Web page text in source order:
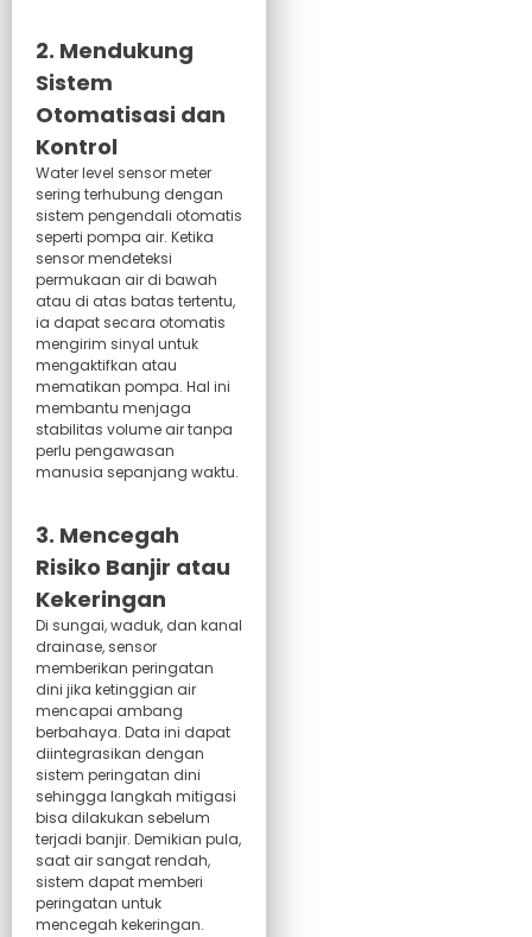
2. Mendukung
Sistem
Otomatisasi dan
Kontrol
Water level sensor meter
sering terhubung dengan
sistem pengendali otomatis
seperti pompa air. Ketika
sensor mendeteksi
permukaan air di bawah
atau di atas batas tertentu,
ia dapat secara otomatis
mengirim sinyal untuk
mengaktifkan atau
mematikan pompa. Hal ini
membantu menjaga
stabilitas volume air tanpa
perlu pengawasan
manusia sepanjang waktu.
3. Mencegah
Risiko Banjir atau
Kekeringan
Di sungai, waduk, dan kanal
drainase, sensor
memberikan peringatan
dini jika ketinggian air
mencapai ambang
berbahaya. Data ini dapat
diintegrasikan dengan
sistem peringatan dini
sehingga langkah mitigasi
bisa dilakukan sebelum
terjadi banjir. Demikian pula,
saat air sangat rendah,
sistem dapat memberi
peringatan untuk
mencegah kekeringan.